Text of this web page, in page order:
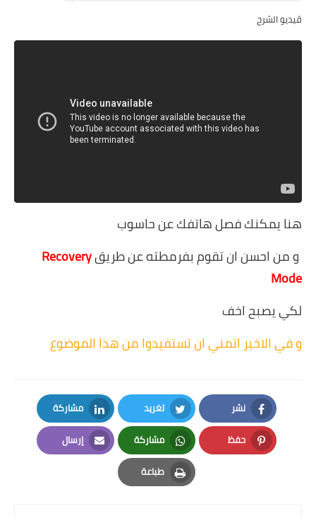
ڤيديو الشرح
هنا يمكنك فصل هاتفك عن حاسوب
و من احسن ان تقوم بفرمطته عن طريقRecovery
Mode
لكي يصبح اخف
و في الاخير اتمني ان تستفيدوا من هذا الموضوع
نشر
Facebook
تغريد
Twitter
مشاركة
LinkedIn
حفظ
Pinterest
مشاركة
Whatsapp
إرسال
Email
طباعة
Print